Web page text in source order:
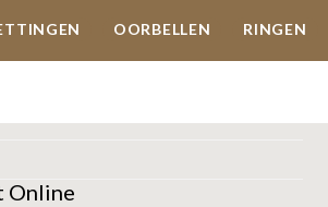
OORBELLEN RINGEN
Online